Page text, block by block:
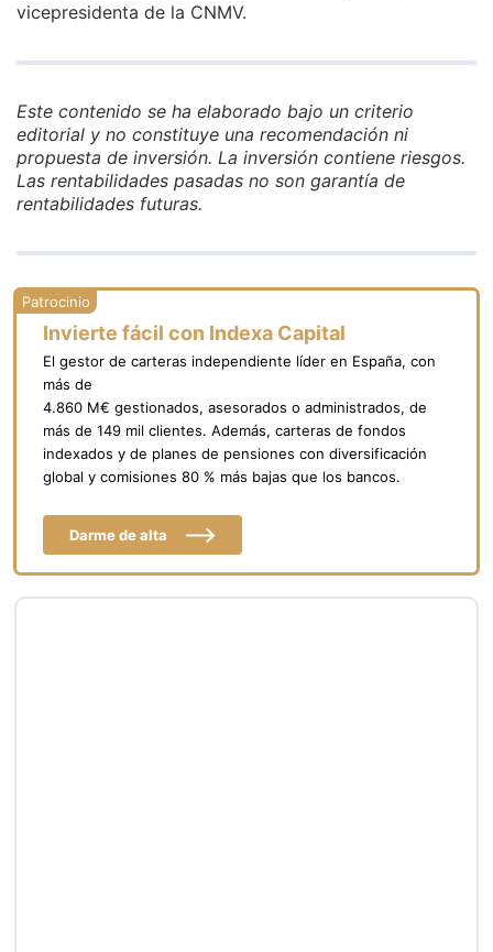
vicepresidenta de la CNMV.
Este contenido se ha elaborado bajo un criterio
editorial y no constituye una recomendación ni
propuesta de inversión. La inversión contiene riesgos.
Las rentabilidades pasadas no son garantía de
rentabilidades futuras.
Invierte fácil con Indexa Capital
El gestor de carteras independiente líder en España, con
más de
4.860 M€ gestionados, asesorados o administrados, de
más de 149 mil clientes. Además, carteras de fondos
indexados y de planes de pensiones con diversificación
global y comisiones 80 % más bajas que los bancos.
Darme de alta